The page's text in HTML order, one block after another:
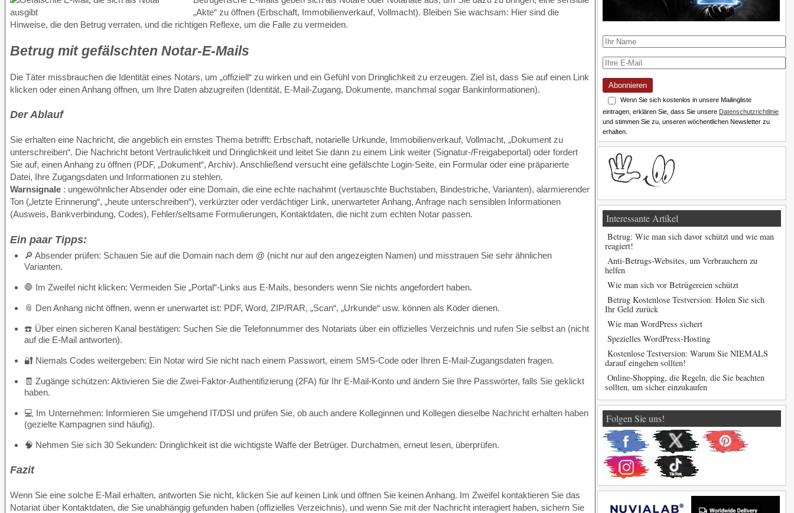
„Akte“ zu öffnen (Erbschaft, Immobilienverkauf, Vollmacht). Bleiben Sie wachsam: Hier sind die
Hinweise, die den Betrug verraten, und die richtigen Reflexe, um die Falle zu vermeiden.
Betrug mit gefälschten Notar-E-Mails
Die Täter missbrauchen die Identität eines Notars, um „offiziell“ zu wirken und ein Gefühl von Dringlichkeit zu erzeugen. Ziel ist, dass Sie auf einen Link
klicken oder einen Anhang öffnen, um Ihre Daten abzugreifen (Identität, E-Mail-Zugang, Dokumente, manchmal sogar Bankinformationen).
Der Ablauf
Sie erhalten eine Nachricht, die angeblich ein ernstes Thema betrifft: Erbschaft, notarielle Urkunde, Immobilienverkauf, Vollmacht, „Dokument zu
unterschreiben“. Die Nachricht betont Vertraulichkeit und Dringlichkeit und leitet Sie dann zu einem Link weiter (Signatur-/Freigabeportal) oder fordert
Sie auf, einen Anhang zu öffnen (PDF, „Dokument“, Archiv). Anschließend versucht eine gefälschte Login-Seite, ein Formular oder eine präparierte
Datei, Ihre Zugangsdaten und Informationen zu stehlen.
Warnsignale : ungewöhnlicher Absender oder eine Domain, die eine echte nachahmt (vertauschte Buchstaben, Bindestriche, Varianten), alarmierender
Ton („letzte Erinnerung“, „heute unterschreiben“), verkürzter oder verdächtiger Link, unerwarteter Anhang, Anfrage nach sensiblen Informationen
(Ausweis, Bankverbindung, Codes), Fehler/seltsame Formulierungen, Kontaktdaten, die nicht zum echten Notar passen.
Ein paar Tipps:
🔎 Absender prüfen: Schauen Sie auf die Domain nach dem @ (nicht nur auf den angezeigten Namen) und misstrauen Sie sehr ähnlichen
Varianten.
🛑 Im Zweifel nicht klicken: Vermeiden Sie „Portal“-Links aus E-Mails, besonders wenn Sie nichts angefordert haben.
📎 Den Anhang nicht öffnen, wenn er unerwartet ist: PDF, Word, ZIP/RAR, „Scan“, „Urkunde“ usw. können als Köder dienen.
☎️ Über einen sicheren Kanal bestätigen: Suchen Sie die Telefonnummer des Notariats über ein offizielles Verzeichnis und rufen Sie selbst an (nicht
auf die E-Mail antworten).
🔐 Niemals Codes weitergeben: Ein Notar wird Sie nicht nach einem Passwort, einem SMS-Code oder Ihren E-Mail-Zugangsdaten fragen.
🧾 Zugänge schützen: Aktivieren Sie die Zwei-Faktor-Authentifizierung (2FA) für Ihr E-Mail-Konto und ändern Sie Ihre Passwörter, falls Sie geklickt
haben.
💻 Im Unternehmen: Informieren Sie umgehend IT/DSI und prüfen Sie, ob auch andere Kolleginnen und Kollegen dieselbe Nachricht erhalten haben
(gezielte Kampagnen sind häufig).
🧠 Nehmen Sie sich 30 Sekunden: Dringlichkeit ist die wichtigste Waffe der Betrüger. Durchatmen, erneut lesen, überprüfen.
Fazit
Wenn Sie eine solche E-Mail erhalten, antworten Sie nicht, klicken Sie auf keinen Link und öffnen Sie keinen Anhang. Im Zweifel kontaktieren Sie das
Notariat über Kontaktdaten, die Sie unabhängig gefunden haben (offizielles Verzeichnis), und wenn Sie mit der Nachricht interagiert haben, sichern Sie
Abonnieren
Wenn Sie sich kostenlos in unsere Mailingliste
eintragen, erklären Sie, dass Sie unsere Datenschutzrichtlinie
und stimmen Sie zu, unseren wöchentlichen Newsletter zu
erhalten.
Interessante Artikel
Betrug: Wie man sich davor schützt und wie man
reagiert!
Anti-Betrugs-Websites, um Verbrauchern zu
helfen
Wie man sich vor Betrügereien schützt
Betrug Kostenlose Testversion: Holen Sie sich
Ihr Geld zurück
Wie man WordPress sichert
Spezielles WordPress-Hosting
Kostenlose Testversion: Warum Sie NIEMALS
darauf eingehen sollten!
Online-Shopping, die Regeln, die Sie beachten
sollten, um sicher einzukaufen
Folgen Sie uns!